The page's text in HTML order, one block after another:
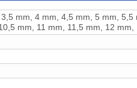
mm, 4 mm, 4,5 mm, 5 mm, 5,5
mm, 11 mm, 11,5 mm, 12 mm,